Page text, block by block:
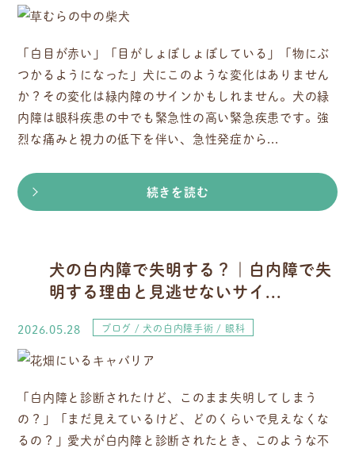
「白目が赤い」「目がしょぼしょぼしている」「物にぶ
つかるようになった」犬にこのような変化はありません
か？その変化は緑内障のサインかもしれません。犬の緑
内障は眼科疾患の中でも緊急性の高い緊急疾患です。強
烈な痛みと視力の低下を伴い、急性発症から...
続きを読む
犬の白内障で失明する？｜白内障で失
明する理由と見逃せないサイ...
2026.05.28 ブログ 犬の白内障手術 眼科
「白内障と診断されたけど、このまま失明してしまう
の？」「まだ見えているけど、どのくらいで見えなくな
るの？」愛犬が白内障と診断されたとき、このような不